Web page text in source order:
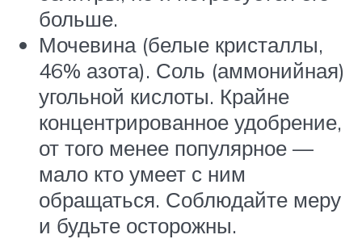
больше.
Мочевина (белые кристаллы,
46% азота). Соль (аммонийная)
угольной кислоты. Крайне
концентрированное удобрение,
от того менее популярное —
мало кто умеет с ним
обращаться. Соблюдайте меру
и будьте осторожны.